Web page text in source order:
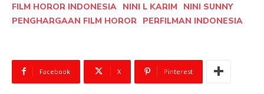
FILM HOROR INDONESIA NINI L KARIM
NINI SUNNY
PENGHARGAAN FILM HOROR PERFILMAN INDONESIA
Facebook X Pinterest